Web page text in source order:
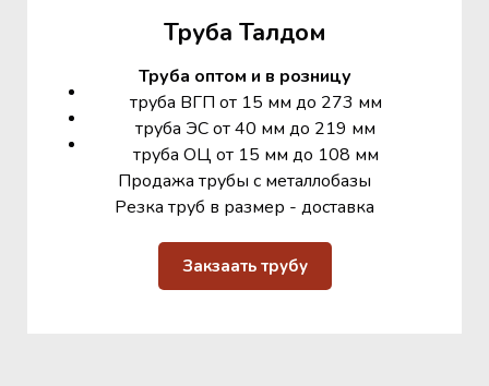
Труба Талдом
Труба оптом и в розницу
труба ВГП от 15 мм до 273 мм
труба ЭС от 40 мм до 219 мм
труба ОЦ от 15 мм до 108 мм
Продажа трубы с металлобазы
Резка труб в размер - доставка
Закзаать трубу